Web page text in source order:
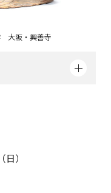
阪・興善寺
）